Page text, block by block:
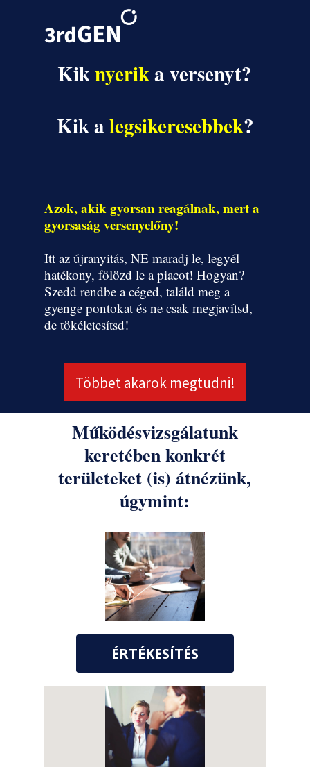
Kiknyerika versenyt?
Többet akarok megtudni!
Azok, akik gyorsan reagálnak, mert a
gyorsaság versenyelőny!
Itt az újranyitás, NE maradj le, legyél
hatékony, fölözd le a piacot! Hogyan?
Szedd rendbe a céged, találd meg a
gyenge pontokat és ne csak megjavítsd,
de tökéletesítsd!
Kik alegsikeresebbek?
Működésvizsgálatunk
keretében konkrét
területeket (is) átnézünk,
úgymint:
ÉRTÉKESÍTÉS